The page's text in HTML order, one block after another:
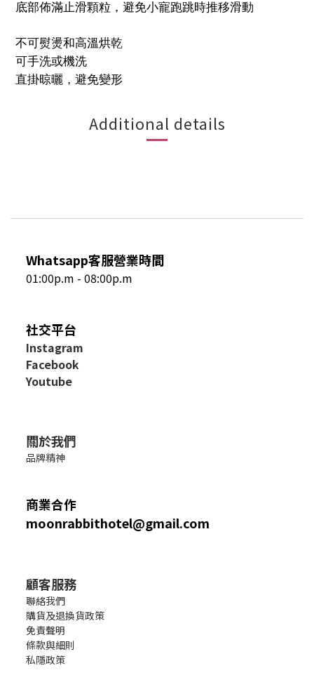
底部佈滿止滑顆粒，避免小寵跑跳時推移滑動
不可熨燙和高溫烘乾
可手洗或機洗
直掛晾曬，避免變形
Additional details
Whatsapp客服營業時間
01:00p.m - 08:00p.m
社交平台
Instagram
Facebook
Youtube
關於我們
品牌精神
商業合作
moonrabbithotel@gmail.com
顧客服務
聯絡我們
購貨及退換貨政策
免責聲明
條款與細則
私隱政策